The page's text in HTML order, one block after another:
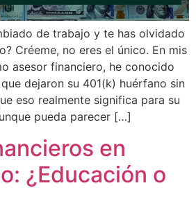
de trabajo y te has olvidado
Créeme, no eres el único. En mis
asesor financiero, he conocido
dejaron su 401(k) huérfano sin
eso realmente significa para su
pueda parecer […]
en
¿Educación o